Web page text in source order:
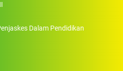
Dalam Pendidikan